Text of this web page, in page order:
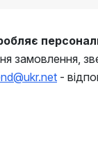
замовлення,
-